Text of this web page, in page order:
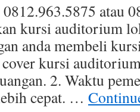
atau
kursi auditorium
anda membeli
kursi
2. Waktu
cepat. …